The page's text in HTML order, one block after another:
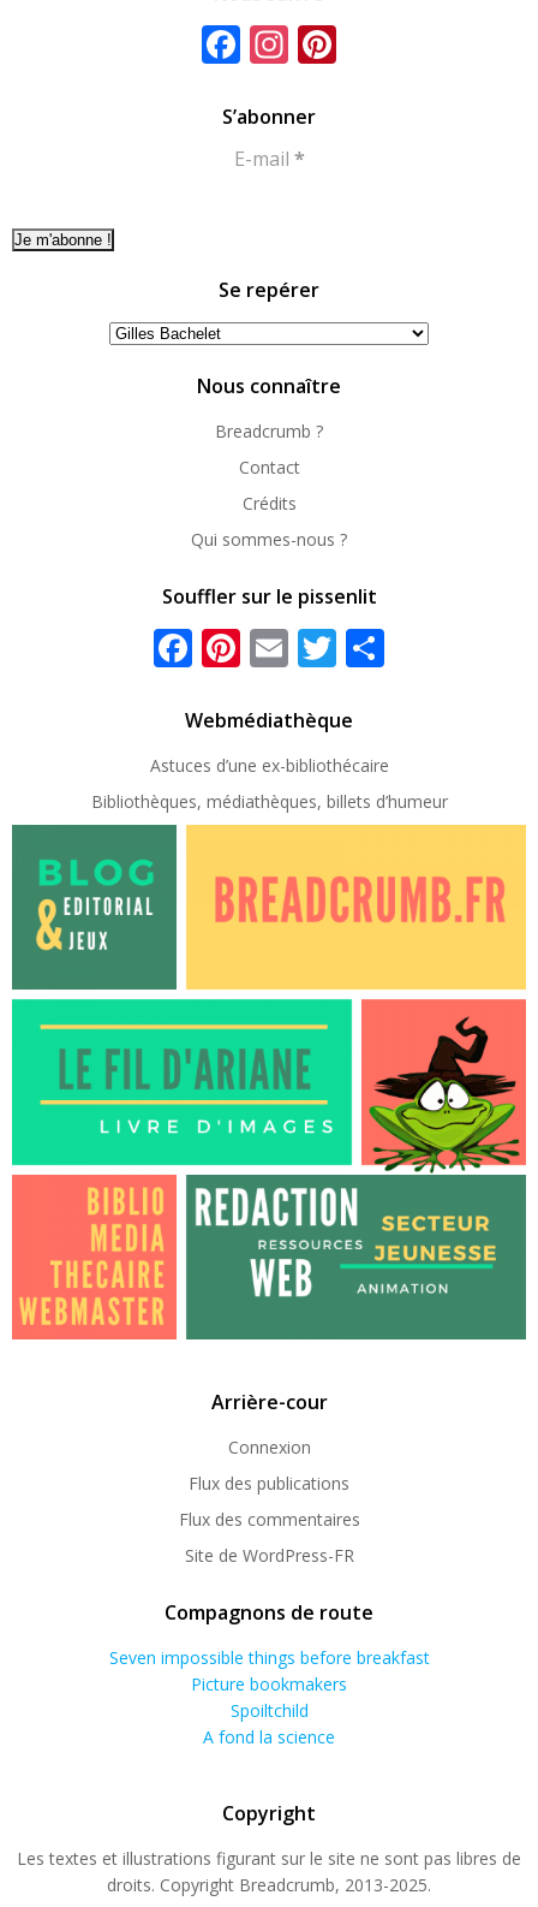
Facebook
Instagram
S’abonner
E-mail *
Se repérer
Se
Nous connaître
Breadcrumb ?
Contact
Crédits
Qui sommes-nous ?
Souffler sur le pissenlit
Facebook
Pinterest
EmailTwitter
Webmédiathèque
Astuces d’une ex-bibliothécaire
Bibliothèques, médiathèques, billets d’humeur
Arrière-cour
Connexion
Flux des publications
Flux des commentaires
Site de WordPress-FR
Compagnons de route
Seven impossible things before breakfast
Picture bookmakers
Spoiltchild
A fond la science
Copyright
Les textes et illustrations figurant sur le site ne sont pas libres de
droits. Copyright Breadcrumb, 2013-2025.